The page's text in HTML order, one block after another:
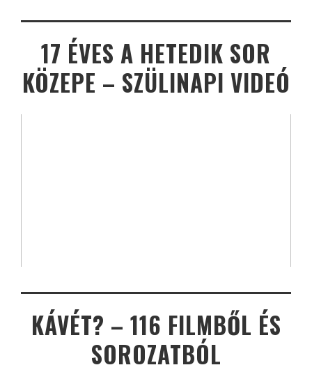
17 ÉVES A HETEDIK SOR
KÖZEPE – SZÜLINAPI VIDEÓ
KÁVÉT? – 116 FILMBŐL ÉS
SOROZATBÓL